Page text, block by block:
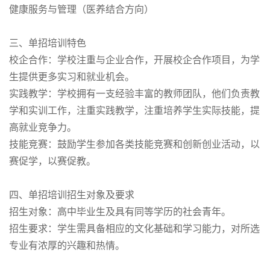
健康服务与管理（医养结合方向）
三、单招培训特色
校企合作：学校注重与企业合作，开展校企合作项目，为学
生提供更多实习和就业机会。
实践教学：学校拥有一支经验丰富的教师团队，他们负责教
学和实训工作，注重实践教学，注重培养学生实际技能，提
高就业竞争力。
技能竞赛：鼓励学生参加各类技能竞赛和创新创业活动，以
赛促学，以赛促教。
四、单招培训招生对象及要求
招生对象：高中毕业生及具有同等学历的社会青年。
招生要求：学生需具备相应的文化基础和学习能力，对所选
专业有浓厚的兴趣和热情。